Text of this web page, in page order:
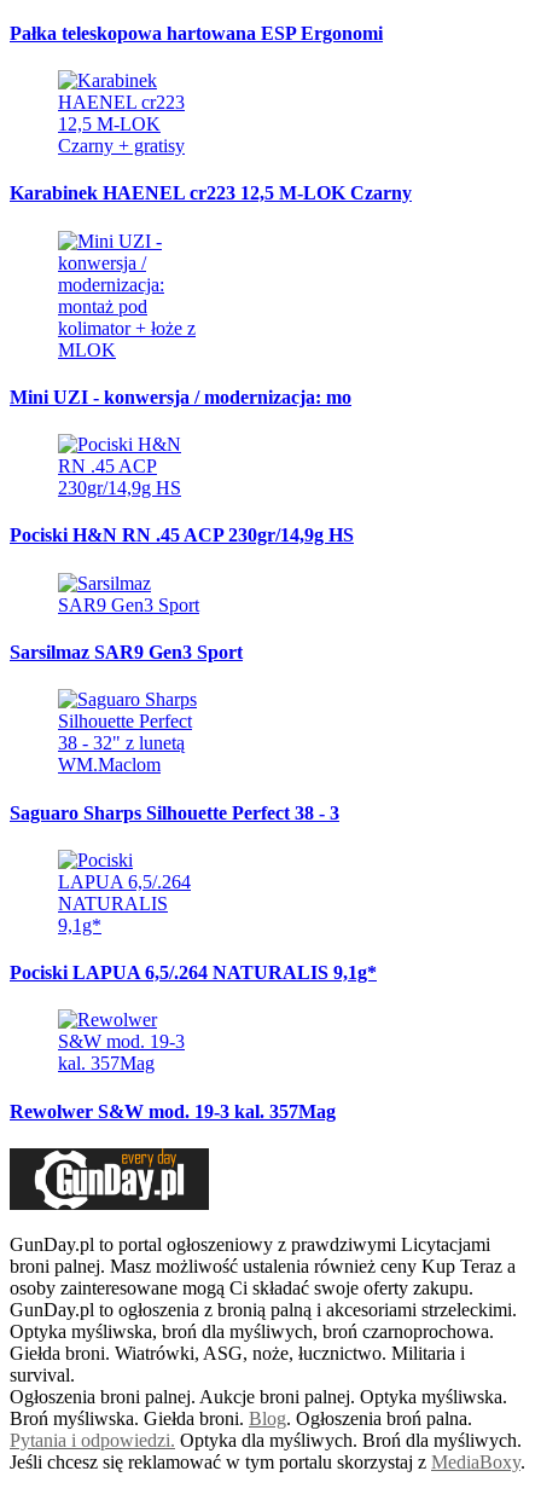
Pałka teleskopowa hartowana ESP Ergonomi
Karabinek HAENEL cr223 12,5 M-LOK Czarny
Mini UZI - konwersja / modernizacja: mo
Pociski H&N RN .45 ACP 230gr/14,9g HS
Sarsilmaz SAR9 Gen3 Sport
Saguaro Sharps Silhouette Perfect 38 - 3
Pociski LAPUA 6,5/.264 NATURALIS 9,1g*
Rewolwer S&W mod. 19-3 kal. 357Mag
GunDay.pl to portal ogłoszeniowy z prawdziwymi Licytacjami
broni palnej. Masz możliwość ustalenia również ceny Kup Teraz a
osoby zainteresowane mogą Ci składać swoje oferty zakupu.
GunDay.pl to ogłoszenia z bronią palną i akcesoriami strzeleckimi.
Optyka myśliwska, broń dla myśliwych, broń czarnoprochowa.
Giełda broni. Wiatrówki, ASG, noże, łucznictwo. Militaria i
survival.
Ogłoszenia broni palnej. Aukcje broni palnej. Optyka myśliwska.
Broń myśliwska. Giełda broni. Blog. Ogłoszenia broń palna.
Pytania i odpowiedzi. Optyka dla myśliwych. Broń dla myśliwych.
Jeśli chcesz się reklamować w tym portalu skorzystaj z MediaBoxy.